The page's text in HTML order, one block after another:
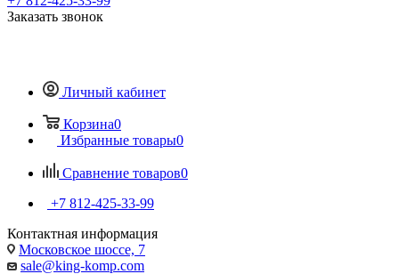
Заказать звонок
Личный кабинет
Корзина0
Избранные товары0
Сравнение товаров0
+7 812-425-33-99
Контактная информация
Московское шоссе, 7
sale@king-komp.com